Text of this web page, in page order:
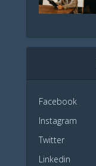
Facebook
Instagram
Twitter
Linkedin